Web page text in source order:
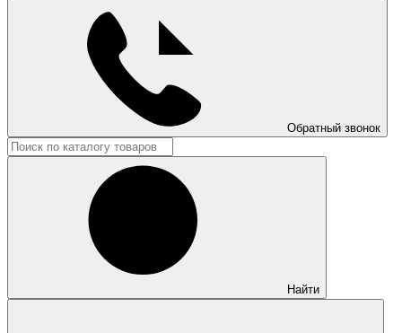
Обратный звонок
Найти